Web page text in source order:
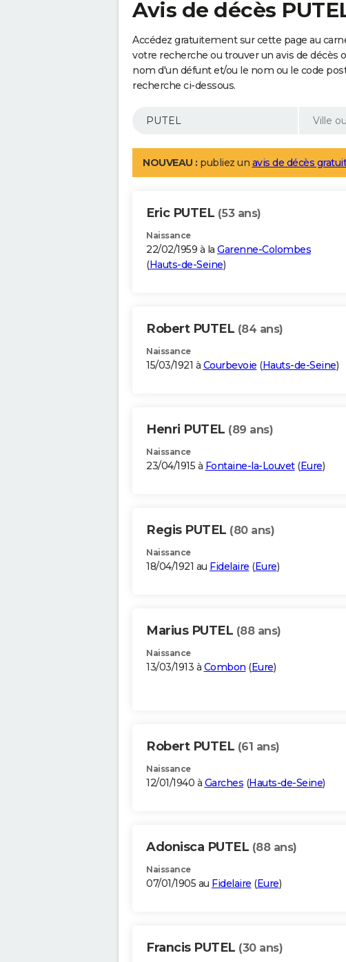
Avis de décès
Accédez gratuitement sur cette page au
votre recherche ou trouver un avis de décès
nom d'un défunt et/ou le nom ou le code
recherche ci-dessous.
NOUVEAU : publiez un avis de décès gratuit
Eric PUTEL (53 ans)
Naissance
22/02/1959 à la Garenne-Colombes
(Hauts-de-Seine)
Robert PUTEL (84 ans)
Naissance
15/03/1921 à Courbevoie (Hauts-de-Seine)
Henri PUTEL (89 ans)
Naissance
23/04/1915 à Fontaine-la-Louvet(Eure)
Regis PUTEL (80 ans)
Naissance
18/04/1921 au Fidelaire (Eure)
Marius PUTEL (88 ans)
Naissance
13/03/1913 à Combon (Eure)
Robert PUTEL (61 ans)
Naissance
12/01/1940 à Garches (Hauts-de-Seine)
Adonisca PUTEL (88 ans)
Naissance
07/01/1905 au Fidelaire (Eure)
Francis PUTEL (30 ans)